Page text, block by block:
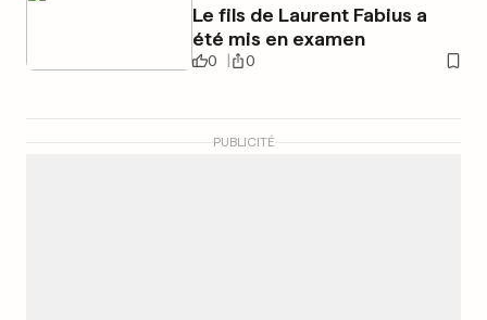
Le fils de Laurent Fabius a
été mis en examen
0 0
PUBLICITÉ